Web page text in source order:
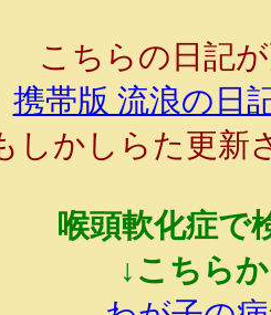
こちらの日記
携帯版 流浪の日
しかしらた更新
喉頭軟化症で
↓こちら